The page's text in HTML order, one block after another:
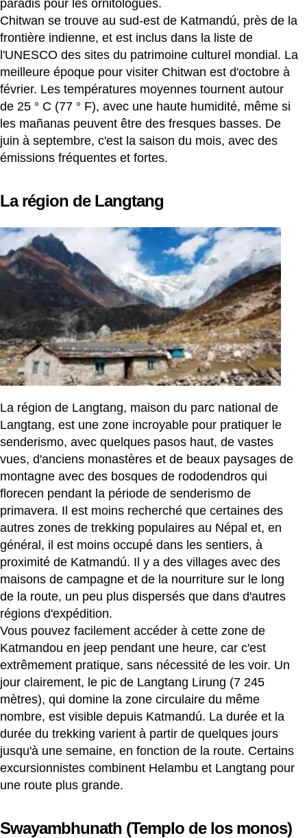
paradis pour les ornitologues.
Chitwan se trouve au sud-est de Katmandú, près de la
frontière indienne, et est inclus dans la liste de
l'UNESCO des sites du patrimoine culturel mondial. La
meilleure époque pour visiter Chitwan est d'octobre à
février. Les températures moyennes tournent autour
de 25 ° C (77 ° F), avec une haute humidité, même si
les mañanas peuvent être des fresques basses. De
juin à septembre, c'est la saison du mois, avec des
émissions fréquentes et fortes.
La région de Langtang
La région de Langtang, maison du parc national de
Langtang, est une zone incroyable pour pratiquer le
senderismo, avec quelques pasos haut, de vastes
vues, d'anciens monastères et de beaux paysages de
montagne avec des bosques de rododendros qui
florecen pendant la période de senderismo de
primavera. Il est moins recherché que certaines des
autres zones de trekking populaires au Népal et, en
général, il est moins occupé dans les sentiers, à
proximité de Katmandú. Il y a des villages avec des
maisons de campagne et de la nourriture sur le long
de la route, un peu plus dispersés que dans d'autres
régions d'expédition.
Vous pouvez facilement accéder à cette zone de
Katmandou en jeep pendant une heure, car c'est
extrêmement pratique, sans nécessité de les voir. Un
jour clairement, le pic de Langtang Lirung (7 245
mètres), qui domine la zone circulaire du même
nombre, est visible depuis Katmandú. La durée et la
durée du trekking varient à partir de quelques jours
jusqu'à une semaine, en fonction de la route. Certains
excursionnistes combinent Helambu et Langtang pour
une route plus grande.
Swayambhunath (Templo de los monos)